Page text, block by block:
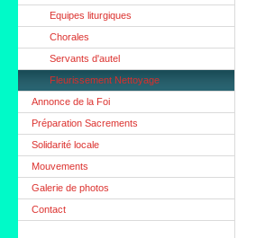
Equipes liturgiques
Chorales
Servants d'autel
Fleurissement Nettoyage
Annonce de la Foi
Préparation Sacrements
Solidarité locale
Mouvements
Galerie de photos
Contact